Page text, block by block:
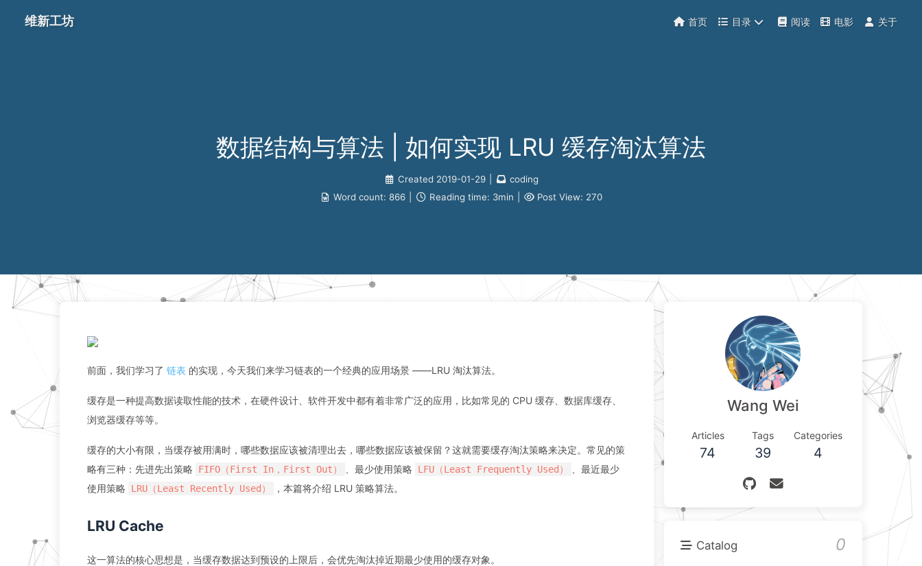
维新工坊 首页 目录 阅读 电影 关于
数据结构与算法 | 如何实现 LRU 缓存淘汰算法
Created 2019-01-29
coding
Word count: 866 Reading time: 3min Post View: 270
前面，我们学习了 链表 的实现，今天我们来学习链表的一个经典的应用场景 ——LRU 淘汰算法。
缓存是一种提高数据读取性能的技术，在硬件设计、软件开发中都有着非常广泛的应用，比如常见的 CPU 缓存、数据库缓存、
浏览器缓存等等。
缓存的大小有限，当缓存被用满时，哪些数据应该被清理出去，哪些数据应该被保留？这就需要缓存淘汰策略来决定。常见的策
略有三种：先进先出策略
FIFO（First In，First Out） 、最少使用策略 LFU（Least Frequently Used）
、最近最少
使用策略
LRU（Least Recently Used） ，本篇将介绍 LRU 策略算法。
LRU Cache
这一算法的核心思想是，当缓存数据达到预设的上限后，会优先淘汰掉近期最少使用的缓存对象。
Wang Wei
Articles
74
Tags
39
Categories
4
Catalog 0